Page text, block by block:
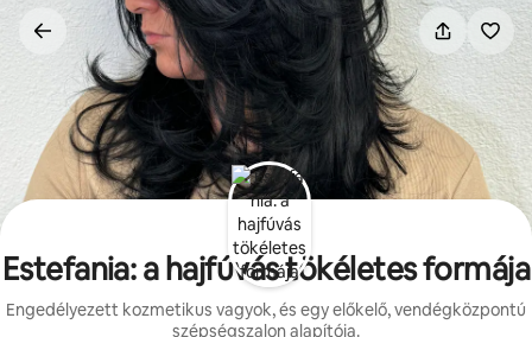
Ugrás
Estefania: a hajfúvás tökéletes formája
Engedélyezett kozmetikus vagyok, és egy előkelő, vendégközpontú
szépségszalon alapítója.